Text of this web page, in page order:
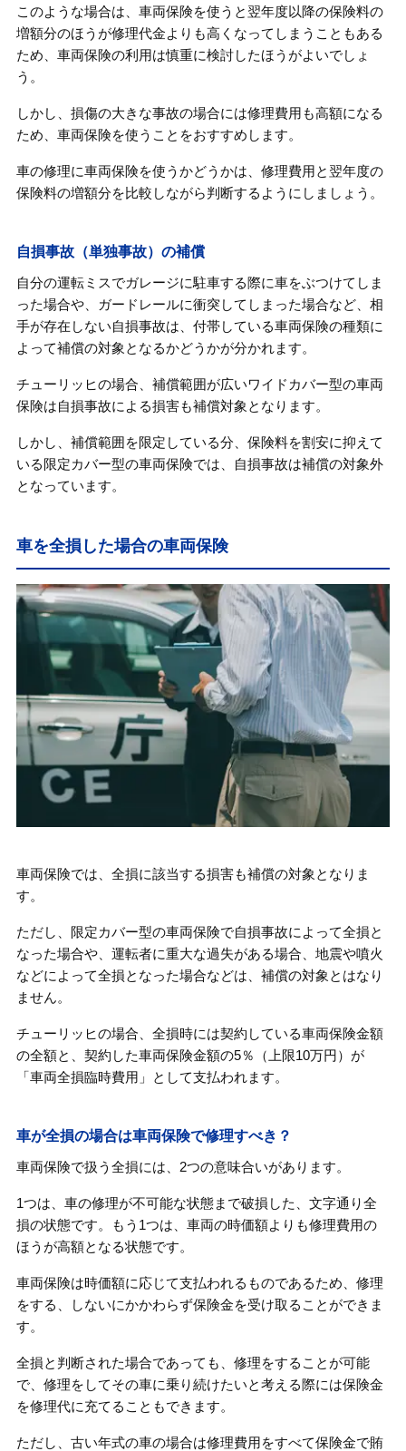
このような場合は、車両保険を使うと翌年度以降の保険料の
増額分のほうが修理代金よりも高くなってしまうこともある
ため、車両保険の利用は慎重に検討したほうがよいでしょ
う。
しかし、損傷の大きな事故の場合には修理費用も高額になる
ため、車両保険を使うことをおすすめします。
車の修理に車両保険を使うかどうかは、修理費用と翌年度の
保険料の増額分を比較しながら判断するようにしましょう。
自損事故（単独事故）の補償
自分の運転ミスでガレージに駐車する際に車をぶつけてしま
った場合や、ガードレールに衝突してしまった場合など、相
手が存在しない自損事故は、付帯している車両保険の種類に
よって補償の対象となるかどうかが分かれます。
チューリッヒの場合、補償範囲が広いワイドカバー型の車両
保険は自損事故による損害も補償対象となります。
しかし、補償範囲を限定している分、保険料を割安に抑えて
いる限定カバー型の車両保険では、自損事故は補償の対象外
となっています。
車を全損した場合の車両保険
車両保険では、全損に該当する損害も補償の対象となりま
す。
ただし、限定カバー型の車両保険で自損事故によって全損と
なった場合や、運転者に重大な過失がある場合、地震や噴火
などによって全損となった場合などは、補償の対象とはなり
ません。
チューリッヒの場合、全損時には契約している車両保険金額
の全額と、契約した車両保険金額の5％（上限10万円）が
「車両全損臨時費用」として支払われます。
車が全損の場合は車両保険で修理すべき？
車両保険で扱う全損には、2つの意味合いがあります。
1つは、車の修理が不可能な状態まで破損した、文字通り全
損の状態です。もう1つは、車両の時価額よりも修理費用の
ほうが高額となる状態です。
車両保険は時価額に応じて支払われるものであるため、修理
をする、しないにかかわらず保険金を受け取ることができま
す。
全損と判断された場合であっても、修理をすることが可能
で、修理をしてその車に乗り続けたいと考える際には保険金
を修理代に充てることもできます。
ただし、古い年式の車の場合は修理費用をすべて保険金で賄